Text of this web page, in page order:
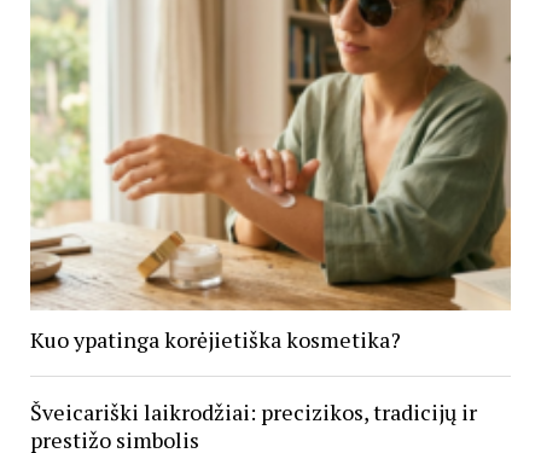
Kuo ypatinga korėjietiška kosmetika?
Šveicariški laikrodžiai: precizikos, tradicijų ir
prestižo simbolis